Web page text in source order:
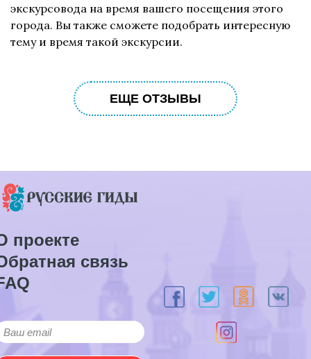
экскурсовода на время вашего посещения этого
города. Вы также сможете подобрать интересную
тему и время такой экскурсии.
ЕЩЕ ОТЗЫВЫ
проекте
связь